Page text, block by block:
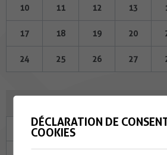
10 11 12 13
17 18 19 20
24 25 26 27
Ma Me Je
DÉCLARATION DE
COOKIES